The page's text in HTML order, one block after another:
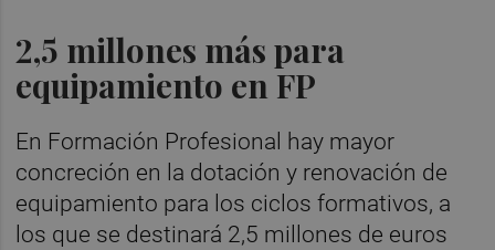
2,5 millones más para
equipamiento en FP
En Formación Profesional hay mayor
concreción en la dotación y renovación de
equipamiento para los ciclos formativos, a
los que se destinará 2,5 millones de euros